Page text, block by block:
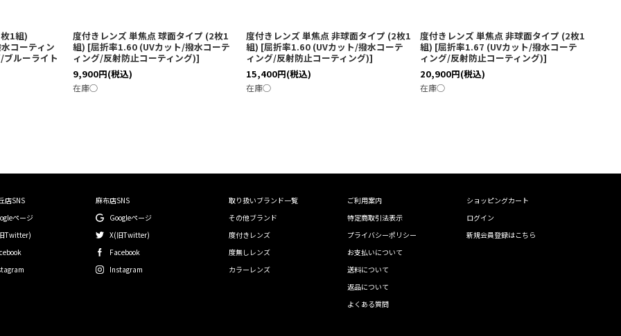
1組)
コーティン
ルーライト
度付きレンズ 単焦点 球面タイプ (2枚1
組) [屈折率1.60 (UVカット/撥水コーテ
ィング/反射防止コーティング)]
9,900円(税込)
在庫◯
度付きレンズ 単焦点 非球面タイプ (2枚1
組) [屈折率1.60 (UVカット/撥水コーテ
ィング/反射防止コーティング)]
15,400円(税込)
在庫◯
度付きレンズ 単焦点 非球面タイプ (2枚1
組) [屈折率1.67 (UVカット/撥水コーテ
ィング/反射防止コーティング)]
20,900円(税込)
在庫◯
店SNS
ページ
Twitter)
麻布店SNS
Googleページ
X(旧Twitter)
Facebook
Instagram
取り扱いブランド一覧
その他ブランド
度付きレンズ
度無しレンズ
カラーレンズ
ご利用案内
特定商取引法表示
プライバシーポリシー
お支払いについて
送料について
返品について
よくある質問
ショッピングカート
ログイン
新規会員登録はこちら